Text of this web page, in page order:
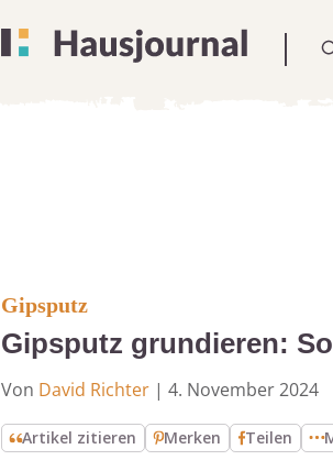
Gipsputz
Gipsputz grundieren:
Von David Richter | 4. November 2024
Artikel zitieren Merken Teilen